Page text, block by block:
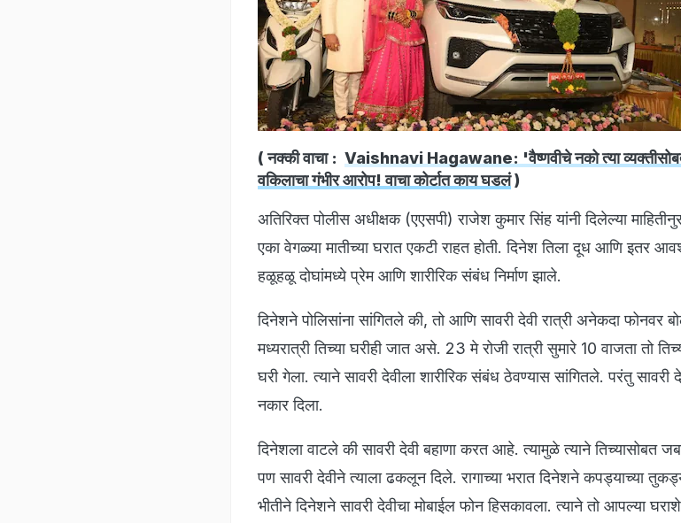
( नक्की वाचा : Vaishnavi Hagawane: 'वैष्णवीचे नको त्या
वकिलाचा गंभीर आरोप! वाचा कोर्टात काय घडलं)
अतिरिक्त पोलीस अधीक्षक (एएसपी) राजेश कुमार सिंह यांनी दिलेल्या
एका वेगळ्या मातीच्या घरात एकटी राहत होती. दिनेश तिला दूध आणि इतर
हळूहळू दोघांमध्ये प्रेम आणि शारीरिक संबंध निर्माण झाले.
दिनेशने पोलिसांना सांगितले की, तो आणि सावरी देवी रात्री अनेकदा
मध्यरात्री तिच्या घरीही जात असे. 23 मे रोजी रात्री सुमारे 10 वाजता तो
घरी गेला. त्याने सावरी देवीला शारीरिक संबंध ठेवण्यास सांगितले. परंतु
नकार दिला.
दिनेशला वाटले की सावरी देवी बहाणा करत आहे. त्यामुळे त्याने तिच्यासोबत
पण सावरी देवीने त्याला ढकलून दिले. रागाच्या भरात दिनेशने कपड्याच्या
भीतीने दिनेशने सावरी देवीचा मोबाईल फोन हिसकावला. त्याने तो आपल्या